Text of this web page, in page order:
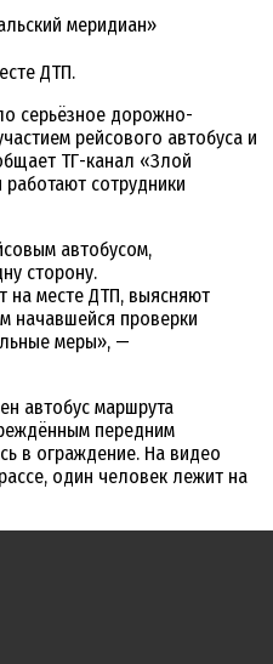
меридиан»
ДТП.
серьёзное дорожно-
рейсового автобуса и
ТГ-канал «Злой
работают сотрудники
автобусом,
сторону.
на месте ДТП, выясняют
начавшейся проверки
меры», —
автобус маршрута
передним
в ограждение. На видео
один человек лежит на